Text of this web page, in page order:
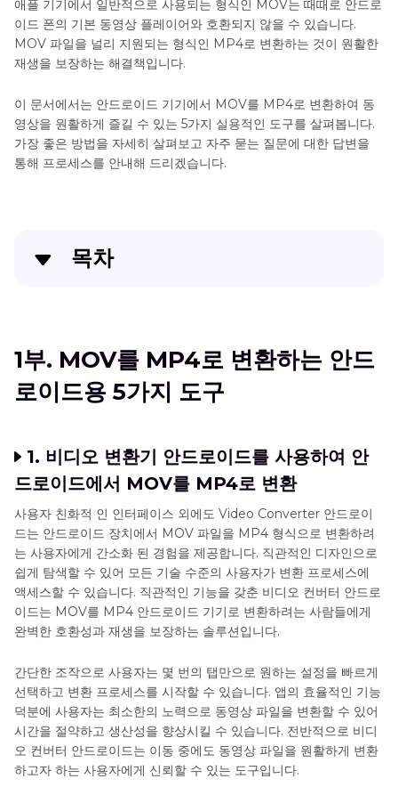
애플 기기에서 일반적으로 사용되는 형식인 MOV는 때때로 안드로
이드 폰의 기본 동영상 플레이어와 호환되지 않을 수 있습니다.
MOV 파일을 널리 지원되는 형식인 MP4로 변환하는 것이 원활한
재생을 보장하는 해결책입니다.
이 문서에서는 안드로이드 기기에서 MOV를 MP4로 변환하여 동
영상을 원활하게 즐길 수 있는 5가지 실용적인 도구를 살펴봅니다.
가장 좋은 방법을 자세히 살펴보고 자주 묻는 질문에 대한 답변을
통해 프로세스를 안내해 드리겠습니다.
목차
2부. HitPaw Univd (HitPaw Video Converter)로
MOV를 MP4로 변환하는 최고의 대안
FAQ
요약
1부. MOV를 MP4로 변환하는 안드
로이드용 5가지 도구
1. 비디오 변환기 안드로이드를 사용하여 안
드로이드에서 MOV를 MP4로 변환
사용자 친화적 인 인터페이스 외에도 Video Converter 안드로이
드는 안드로이드 장치에서 MOV 파일을 MP4 형식으로 변환하려
는 사용자에게 간소화 된 경험을 제공합니다. 직관적인 디자인으로
쉽게 탐색할 수 있어 모든 기술 수준의 사용자가 변환 프로세스에
액세스할 수 있습니다. 직관적인 기능을 갖춘 비디오 컨버터 안드로
이드는 MOV를 MP4 안드로이드 기기로 변환하려는 사람들에게
완벽한 호환성과 재생을 보장하는 솔루션입니다.
간단한 조작으로 사용자는 몇 번의 탭만으로 원하는 설정을 빠르게
선택하고 변환 프로세스를 시작할 수 있습니다. 앱의 효율적인 기능
덕분에 사용자는 최소한의 노력으로 동영상 파일을 변환할 수 있어
시간을 절약하고 생산성을 향상시킬 수 있습니다. 전반적으로 비디
오 컨버터 안드로이드는 이동 중에도 동영상 파일을 원활하게 변환
하고자 하는 사용자에게 신뢰할 수 있는 도구입니다.